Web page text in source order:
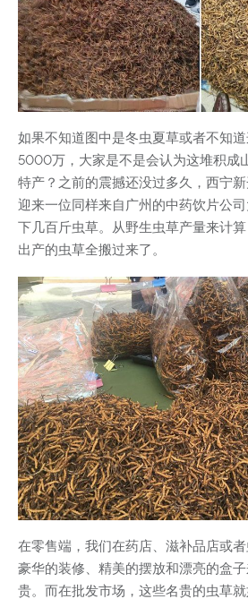
如果不知道图中是冬虫夏草或者不知
5000万，大家是不是会认为这堆积成
特产？之前的震撼还没过多久，西宁
迎来一位同样来自广州的中药饮片公
下几百斤虫草。从野生虫草产量来计
出产的虫草全搬过来了。
在零售端，我们在药店、滋补品店或
豪华的装修、精美的摆放和漂亮的盒
贵。而在批发市场，这些名贵的虫草